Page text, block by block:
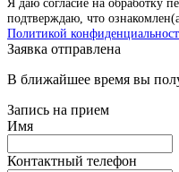
подтверждаю, что
Политикой
Заявка отправлена
В ближайшее время вы
Запись на прием
Имя
Контактный телефон